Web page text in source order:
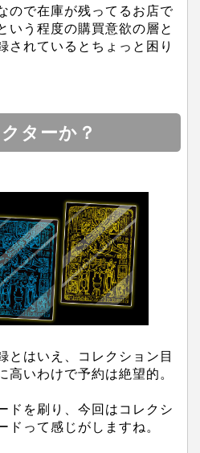
ので在庫が残ってるお店で
いう程度の購買意欲の層と
されているとちょっと困り
ターか？
とはいえ、コレクション目
高いわけで予約は絶望的。
ドを刷り、今回はコレクシ
ドって感じがしますね。